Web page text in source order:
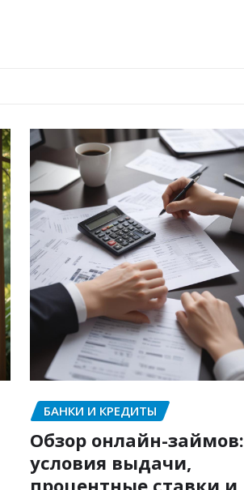
БАНКИ И КРЕДИТЫ
Обзор онлайн-займов:
условия выдачи,